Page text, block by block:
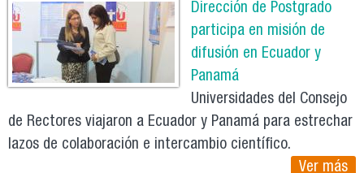
Dirección de Postgrado
participa en misión de
difusión en Ecuador y
Panamá
Universidades del Consejo
de Rectores viajaron a Ecuador y Panamá para estrechar
lazos de colaboración e intercambio científico.
Ver más